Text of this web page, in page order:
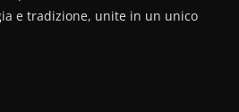
e tradizione, unite in un unico